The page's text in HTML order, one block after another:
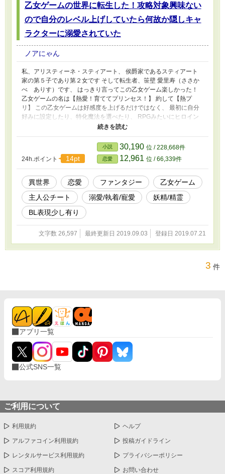
乙女ゲームの世界に転生した！攻略対象興味ない
ので自分のレベル上げしていたら何故か隠しキャ
ラクターに溺愛されていた
ノアにゃん
私、アリスティーネ・スティアート、 侯爵家であるスティアート
家の第５子であり第２女です そして転生者、笹壁 愛里寿（ささか
べ ありす）です、 はっきり言ってこの乙女ゲーム楽しかった！
乙女ゲームの名は【熱愛！育ててプリンセス！】 約して【熱プ
リ】 この乙女ゲームは好感度を上げるだけではなく、 最初に自分
好みに設定したり、特化魔法を選べたり、 RPGみたいにヒロイン
のレベルを上げたりできる、 個人的に最高の乙女ゲームだった！
った、 私は熱プリ世界のモブに転生したのでレベルを上げを堪能
しますか！ ステータスオープン！ あれ？ アイテムボックスオー
プン！ あれれ？ メイクボックスオープン！ あれれれれ？ 私、前世
の熱プリのやり込んだステータスや容姿、アイテム、ある‼ テイム
以外すべて引き継いでる、 それにレベルMAX超えてもモンスター
狩ってた分のステータス上乗せ、 何故か神々に寵愛されし子、王
に寵愛されし子、 あ、この世界MAX９９じゃないんだ、、、 あ、
チートですわ、、、 ※2019/ 7/23 21:00 小説投稿ランキングHOT
８位ありがとうございます‼ ※2019/ 7/24 ６:00 小説投稿ランキン
グHOT ４位ありがとうございます‼ ※2019/ 7/24 12:00 小説投稿ラ
ンキングHOT ３位ありがとうございます‼ ※2019/ 7/24 21:00 小説
投稿ランキングHOT ２位ありがとうございます‼ お気に入り登録
1,000突破ありがとうございます‼ 初めてHOT 10位以内入れた！嬉
24h.ポイント 14pt
小説 30,190 位 / 228,668件
恋愛 12,961 位 / 66,339件
異世界 恋愛 ファンタジー
乙女ゲーム
主人公チート
溺愛/執着/寵愛
妖精/精霊
BL表現少し有り
文字数 26,597 最終更新日 2019.09.03 登録日 2019.07.21
3 件
アプリ一覧
公式SNS一覧
ご利用について
利用規約 ヘルプ
アルファコイン利用規約 投稿ガイドライン
レンタルサービス利用規約 プライバシーポリシー
スコア利用規約 お問い合わせ